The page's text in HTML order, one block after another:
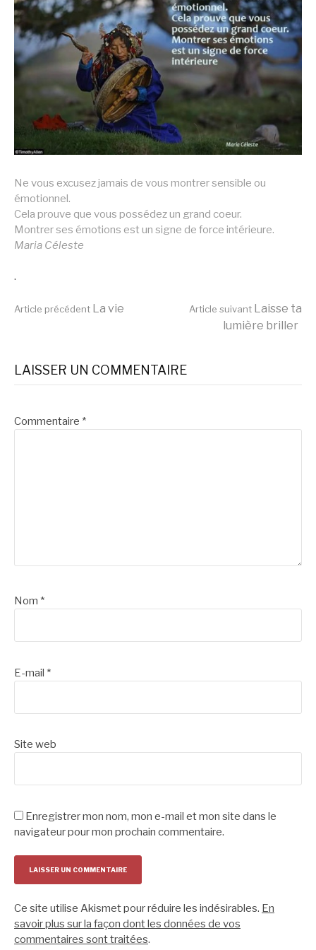
Ne vous excusez jamais de vous montrer sensible ou
émotionnel.
Cela prouve que vous possédez un grand coeur.
Montrer ses émotions est un signe de force intérieure.
Maria Céleste
.
Lire
la
suite
Article précédent La vie Article suivant Laisse ta
lumière briller
LAISSER UN COMMENTAIRE
Commentaire *
Nom *
E-mail *
Site web
Enregistrer mon nom, mon e-mail et mon site dans le
navigateur pour mon prochain commentaire.
Ce site utilise Akismet pour réduire les indésirables. En
savoir plus sur la façon dont les données de vos
commentaires sont traitées.